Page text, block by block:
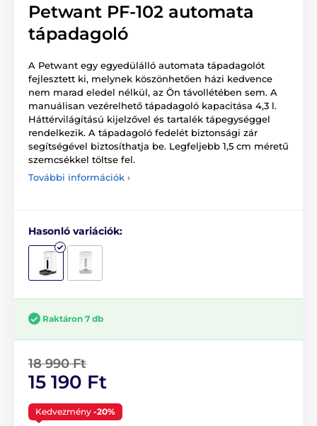
Petwant PF-102 automata
tápadagoló
A Petwant egy egyedülálló automata tápadagolót
fejlesztett ki, melynek köszönhetően házi kedvence
nem marad eledel nélkül, az Ön távollétében sem. A
manuálisan vezérelhető tápadagoló kapacitása 4,3 l.
Háttérvilágítású kijelzővel és tartalék tápegységgel
rendelkezik. A tápadagoló fedelét biztonsági zár
segítségével biztosíthatja be. Legfeljebb 1,5 cm méretű
szemcsékkel töltse fel.
További információk ›
Hasonló variációk:
Raktáron 7 db
18 990 Ft
15 190 Ft
Kedvezmény -20%